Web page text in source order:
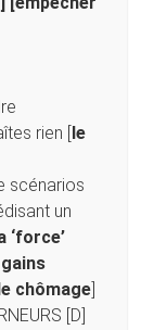
rien [le
scénarios
un
‘force’
chômage]
[D]